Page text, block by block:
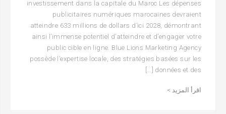
investissement dans la capitale du Maroc Les dépenses
publicitaires numériques marocaines devraient
atteindre 633 millions de dollars d’ici 2028, démontrant
ainsi l’immense potentiel d’atteindre et d’engager votre
public cible en ligne. Blue Lions Marketing Agency
possède l’expertise locale, des stratégies basées sur les
données et des […]
اقرأ المزيد >